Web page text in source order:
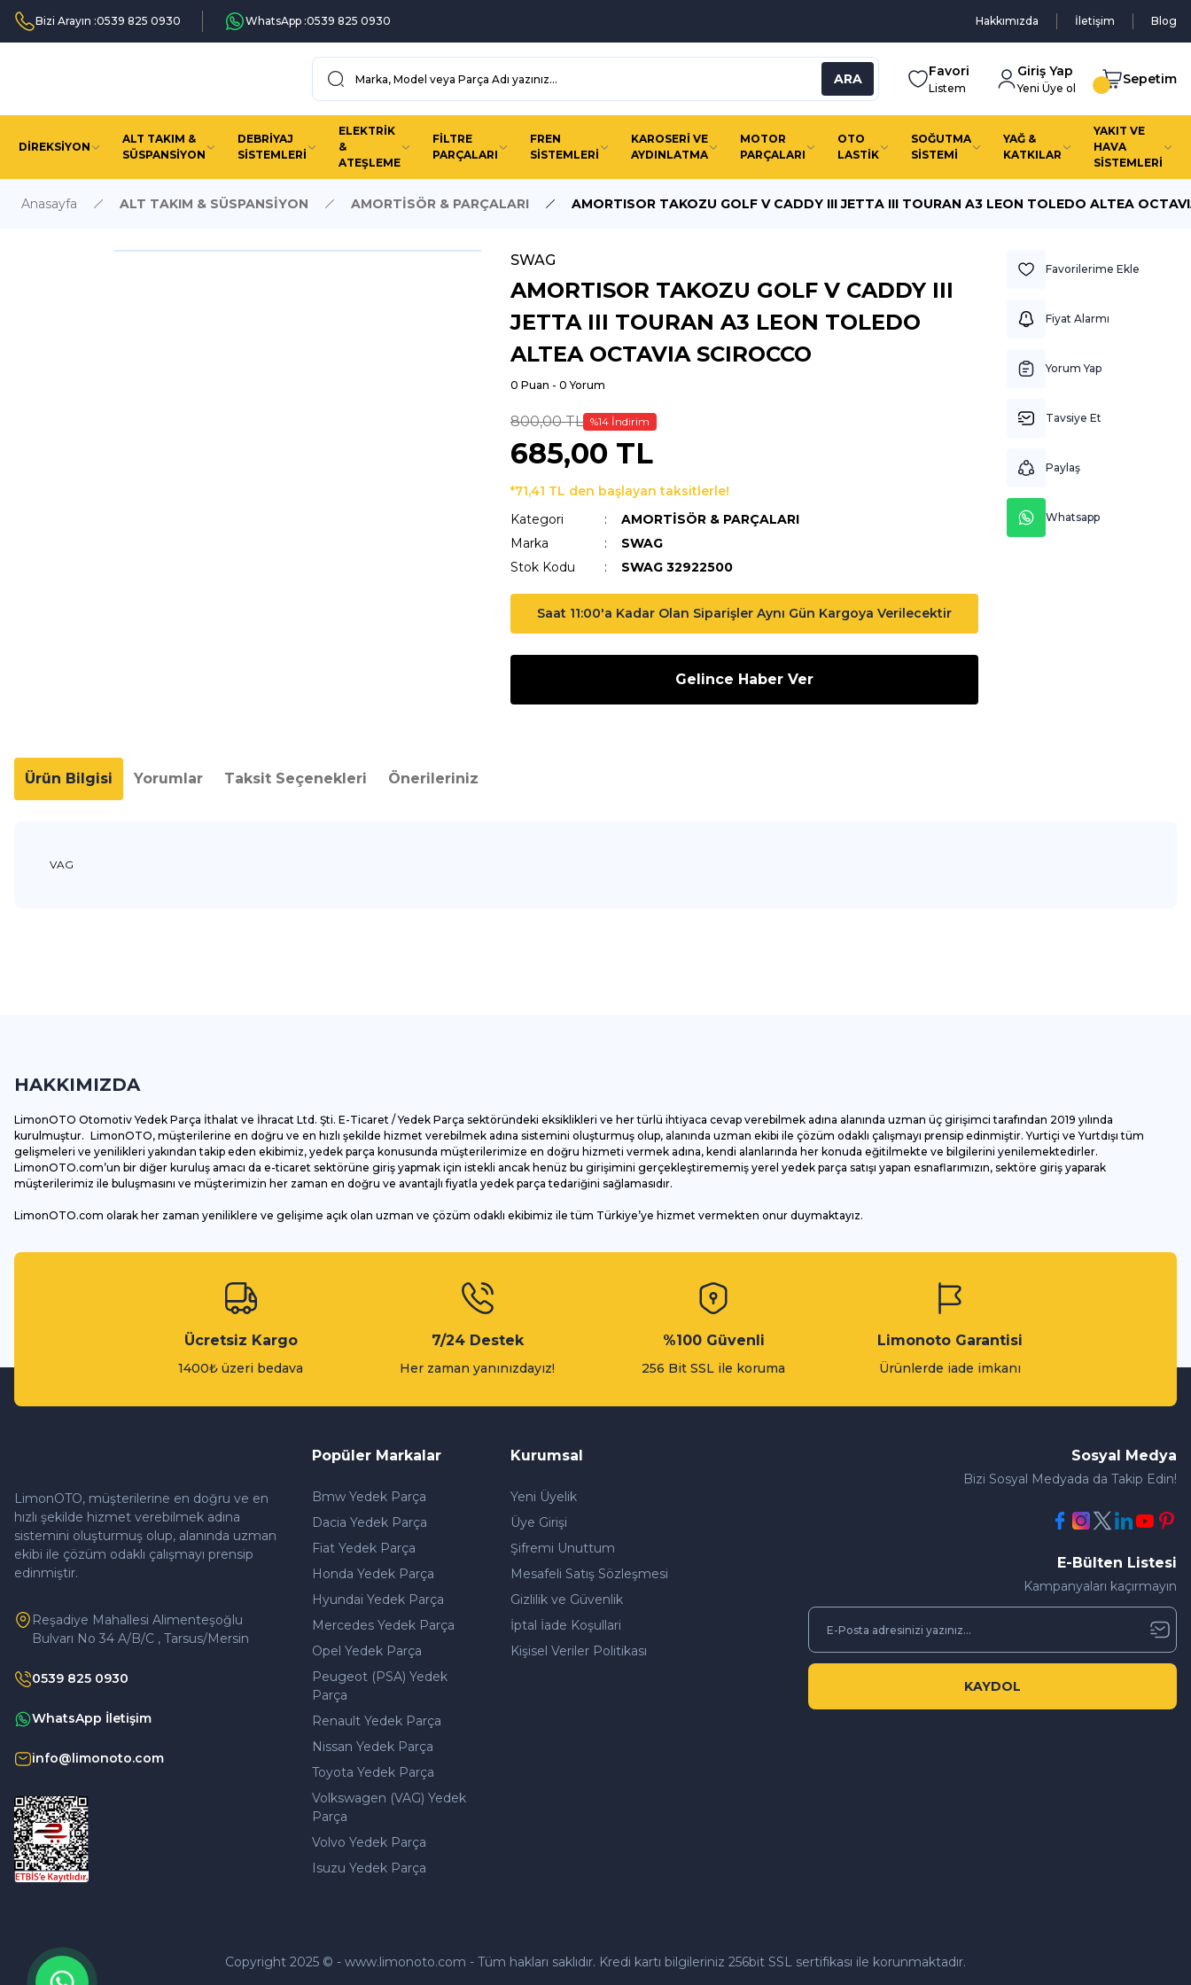
Bizi Arayın :0539 825 0930 WhatsApp :0539 825 0930 Hakkımızda İletişim Blog
ARA Favori
Listem
Giriş Yap
Yeni Üye ol
Sepetim
DİREKSİYON
ALT TAKIM &
SÜSPANSİYON
DEBRİYAJ
SİSTEMLERİ
ELEKTRİK
&
ATEŞLEME
FİLTRE
PARÇALARI
FREN
SİSTEMLERİ
KAROSERİ VE
AYDINLATMA
MOTOR
PARÇALARI
OTO
LASTİK
SOĞUTMA
SİSTEMİ
YAĞ &
KATKILAR
YAKIT VE
HAVA
SİSTEMLERİ
Anasayfa ALT TAKIM & SÜSPANSİYON AMORTİSÖR & PARÇALARI AMORTISOR TAKOZU GOLF V CADDY III JETTA III TOURAN A3 LEON TOLEDO ALTEA
SWAG
AMORTISOR TAKOZU GOLF V CADDY III
JETTA III TOURAN A3 LEON TOLEDO
ALTEA OCTAVIA SCIROCCO
0 Puan - 0 Yorum
800,00 TL %14 İndirim
685,00 TL
*71,41 TL den başlayan taksitlerle!
Kategori
AMORTİSÖR & PARÇALARI
Marka
SWAG
Stok Kodu
SWAG 32922500
Saat 11:00'a Kadar Olan Siparişler Aynı Gün Kargoya Verilecektir
Gelince Haber Ver
Fiyat Alarmı
Yorum Yap
Tavsiye Et
Paylaş
Whatsapp
Ürün Bilgisi Yorumlar Taksit Seçenekleri Önerileriniz
VAG
Ürün bilgilerinde hatalar bulunuyor.
Bu ürüne benzer farklı alternatifler olmalı.
Gönder
HAKKIMIZDA
LimonOTO Otomotiv Yedek Parça İthalat ve İhracat Ltd. Şti. E-Ticaret / Yedek Parça sektöründeki eksiklikleri ve her türlü ihtiyaca cevap verebilmek adına alanında uzman üç girişimci tarafından 2019 yılında
kurulmuştur. LimonOTO, müşterilerine en doğru ve en hızlı şekilde hizmet verebilmek adına sistemini oluşturmuş olup, alanında uzman ekibi ile çözüm odaklı çalışmayı prensip edinmiştir. Yurtiçi ve Yurtdışı tüm
gelişmeleri ve yenilikleri yakından takip eden ekibimiz, yedek parça konusunda müşterilerimize en doğru hizmeti vermek adına, kendi alanlarında her konuda eğitilmekte ve bilgilerini yenilemektedirler.
LimonOTO.com’un bir diğer kuruluş amacı da e-ticaret sektörüne giriş yapmak için istekli ancak henüz bu girişimini gerçekleştirememiş yerel yedek parça satışı yapan esnaflarımızın, sektöre giriş yaparak
müşterilerimiz ile buluşmasını ve müşterimizin her zaman en doğru ve avantajlı fiyatla yedek parça tedariğini sağlamasıdır.
LimonOTO.com olarak her zaman yeniliklere ve gelişime açık olan uzman ve çözüm odaklı ekibimiz ile tüm Türkiye’ye hizmet vermekten onur duymaktayız.
Ücretsiz Kargo
1400₺ üzeri bedava
7/24 Destek
Her zaman yanınızdayız!
%100 Güvenli
256 Bit SSL ile koruma
Limonoto Garantisi
Ürünlerde iade imkanı
LimonOTO, müşterilerine en doğru ve en
hızlı şekilde hizmet verebilmek adına
sistemini oluşturmuş olup, alanında uzman
ekibi ile çözüm odaklı çalışmayı prensip
edinmiştir.
Reşadiye Mahallesi Alimenteşoğlu
Bulvarı No 34 A/B/C , Tarsus/Mersin
0539 825 0930
WhatsApp İletişim
info@limonoto.com
Popüler Markalar
Bmw Yedek Parça
Dacia Yedek Parça
Fiat Yedek Parça
Honda Yedek Parça
Hyundai Yedek Parça
Mercedes Yedek Parça
Opel Yedek Parça
Peugeot (PSA) Yedek
Parça
Renault Yedek Parça
Nissan Yedek Parça
Toyota Yedek Parça
Volkswagen (VAG) Yedek
Parça
Volvo Yedek Parça
Isuzu Yedek Parça
Kurumsal
Yeni Üyelik
Üye Girişi
Şifremi Unuttum
Mesafeli Satış Sözleşmesi
Gizlilik ve Güvenlik
İptal İade Koşullari
Kişisel Veriler Politikası
Sosyal Medya
Bizi Sosyal Medyada da Takip Edin!
E-Bülten Listesi
Kampanyaları kaçırmayın
KAYDOL
Copyright 2025 © - www.limonoto.com - Tüm hakları saklıdır. Kredi kartı bilgileriniz 256bit SSL sertifikası ile korunmaktadır.